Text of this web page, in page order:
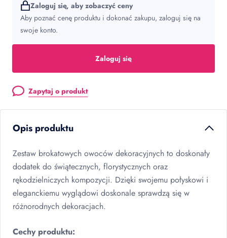
Zaloguj się, aby zobaczyć ceny
Aby poznać cenę produktu i dokonać zakupu, zaloguj się na
swoje konto.
Zaloguj się
Zapytaj o produkt
Opis produktu
Zestaw brokatowych owoców dekoracyjnych to doskonały
dodatek do świątecznych, florystycznych oraz
rękodzielniczych kompozycji. Dzięki swojemu połyskowi i
eleganckiemu wyglądowi doskonale sprawdzą się w
różnorodnych dekoracjach.
Cechy produktu: